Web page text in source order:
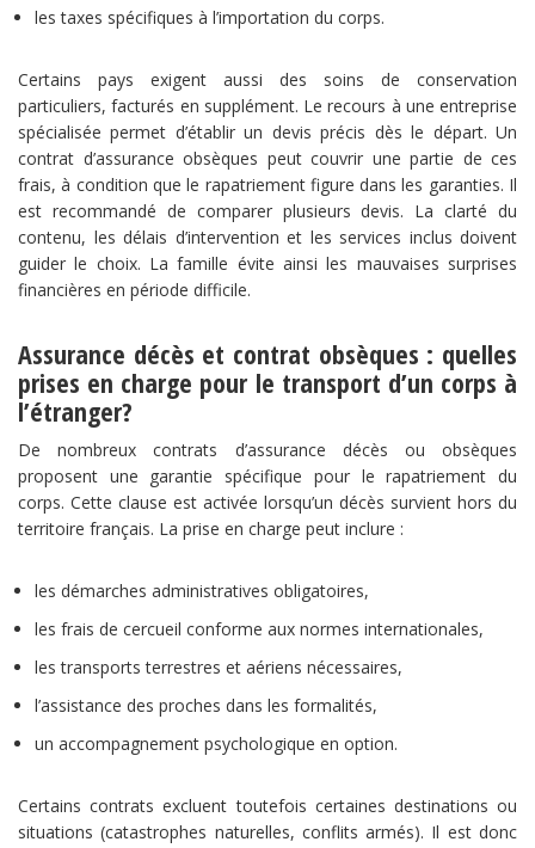
les taxes spécifiques à l’importation du corps.
Certains pays exigent aussi des soins de conservation
particuliers, facturés en supplément. Le recours à une entreprise
spécialisée permet d’établir un devis précis dès le départ. Un
contrat d’assurance obsèques peut couvrir une partie de ces
frais, à condition que le rapatriement figure dans les garanties. Il
est recommandé de comparer plusieurs devis. La clarté du
contenu, les délais d’intervention et les services inclus doivent
guider le choix. La famille évite ainsi les mauvaises surprises
financières en période difficile.
Assurance décès et contrat obsèques : quelles
prises en charge pour le transport d’un corps à
l’étranger?
De nombreux contrats d’assurance décès ou obsèques
proposent une garantie spécifique pour le rapatriement du
corps. Cette clause est activée lorsqu’un décès survient hors du
territoire français. La prise en charge peut inclure :
les démarches administratives obligatoires,
les frais de cercueil conforme aux normes internationales,
les transports terrestres et aériens nécessaires,
l’assistance des proches dans les formalités,
un accompagnement psychologique en option.
Certains contrats excluent toutefois certaines destinations ou
situations (catastrophes naturelles, conflits armés). Il est donc